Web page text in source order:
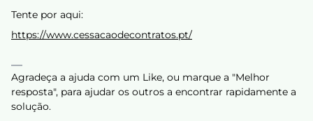
Tente por aqui:
https://www.cessacaodecontratos.pt/
Agradeça a ajuda com um Like, ou marque a "Melhor
resposta", para ajudar os outros a encontrar rapidamente a
solução.